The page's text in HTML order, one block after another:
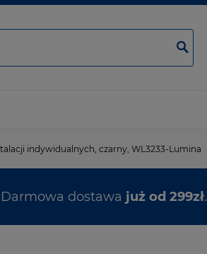
indywidualnych, czarny, WL3233-Lumina
Darmowa dostawa już od 299zł.